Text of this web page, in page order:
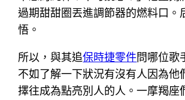
過期甜甜圈丟進調節器的燃料口。
悟。
所以，與其追保時捷零件問哪位歌
不如了解一下狀況有沒有人因為他
擇往成為點亮別人的人。一摩羯座